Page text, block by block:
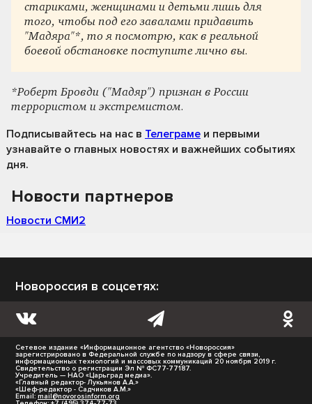
стариками, женщинами и детьми лишь для
того, чтобы под его завалами придавить
"Мадяра"*, то я посмотрю, как в реальной
боевой обстановке поступите лично вы.
*Роберт Бровди ("Мадяр") признан в России
террористом и экстремистом.
Подписывайтесь на нас в Телеграме и первыми
узнавайте о главных новостях и важнейших событиях
дня.
Новости партнеров
Новости СМИ2
Новороссия в соцсетях:
Сетевое издание «Информационное агентство «Новороссия»
зарегистрировано в Федеральной службе по надзору в сфере связи,
информационных технологий и массовых коммуникаций 20 ноября 2019 г.
Свидетельство о регистрации Эл № ФС77-77187.
Учредитель — НАО «Царьград медиа».
«Главный редактор- Лукьянов А.А.»
«Шеф-редактор - Садчиков А.М.»
Email: mail@novorosinform.org